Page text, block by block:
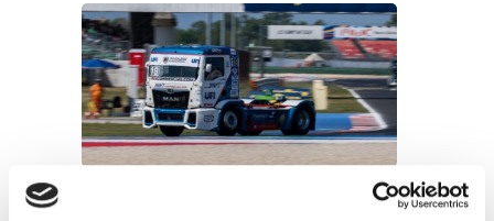
UFI renouvelle son partenariat avec John
Newell pour le Goodyear FIA European